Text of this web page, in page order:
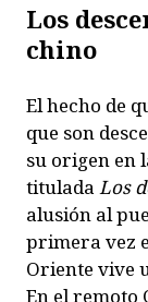
Los
chino
El hecho de
que son
su origen en
tituladaLos
alusión al
primera vez
Oriente vive
En el remoto